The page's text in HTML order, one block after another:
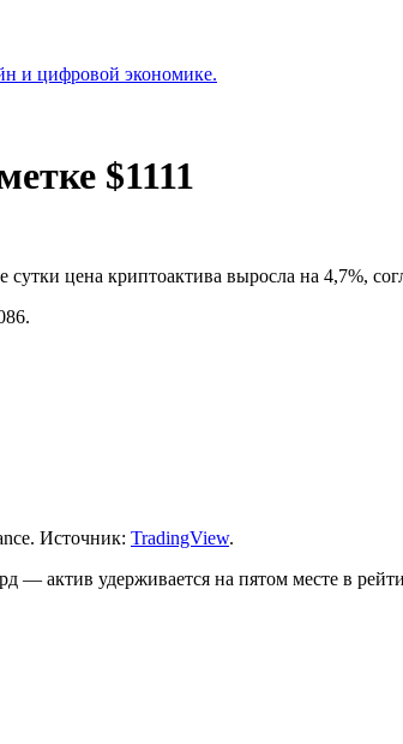
и цифровой экономике.
$1111
цена криптоактива выросла на 4,7%,
Источник: TradingView.
— актив удерживается на пятом месте в